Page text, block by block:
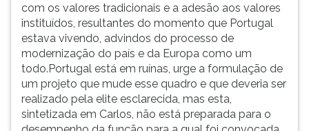
com os valores tradicionais e a adesão aos valores
instituídos, resultantes do momento que Portugal
estava vivendo, advindos do processo de
modernização do país e da Europa como um
todo.Portugal está em ruínas, urge a formulação de
um projeto que mude esse quadro e que deveria ser
realizado pela elite esclarecida, mas esta,
sintetizada em Carlos, não está preparada para o